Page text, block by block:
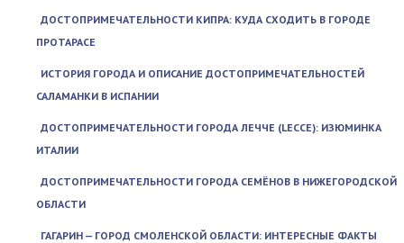
ДОСТОПРИМЕЧАТЕЛЬНОСТИ КИПРА: КУДА СХОДИТЬ В ГОРОДЕ
ПРОТАРАСЕ
ИСТОРИЯ ГОРОДА И ОПИСАНИЕ ДОСТОПРИМЕЧАТЕЛЬНОСТЕЙ
САЛАМАНКИ В ИСПАНИИ
ДОСТОПРИМЕЧАТЕЛЬНОСТИ ГОРОДА ЛЕЧЧЕ (LECCE): ИЗЮМИНКА
ИТАЛИИ
ДОСТОПРИМЕЧАТЕЛЬНОСТИ ГОРОДА СЕМЁНОВ В НИЖЕГОРОДСКОЙ
ОБЛАСТИ
ГАГАРИН — ГОРОД СМОЛЕНСКОЙ ОБЛАСТИ: ИНТЕРЕСНЫЕ ФАКТЫ